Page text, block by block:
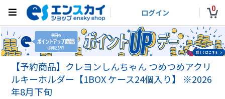
ログイン 0
【予約商品】クレヨンしんちゃん つめつめアクリ
ルキーホルダー【1BOX ケース24個入り】 ※2026
年8月下旬